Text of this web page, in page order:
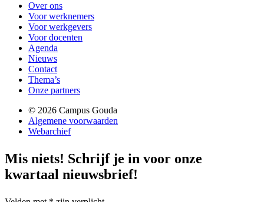
Over ons
Voor werknemers
Voor werkgevers
Voor docenten
Agenda
Nieuws
Contact
Thema’s
Onze partners
© 2026 Campus Gouda
Algemene voorwaarden
Webarchief
Mis niets! Schrijf je in voor onze
kwartaal nieuwsbrief!